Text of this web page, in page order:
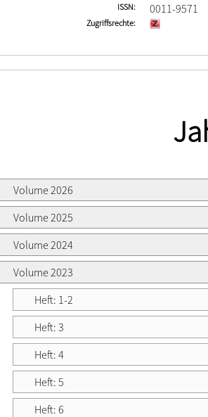
ISSN 0011-9571
Zugriffsrechte
Volume 2026
Volume 2025
Volume 2024
Volume 2023
Heft: 1-2
Heft: 3
Heft: 4
Heft: 5
Heft: 6